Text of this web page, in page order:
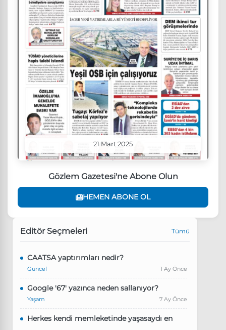
21 Mart 2025
Gözlem Gazetesi'ne Abone Olun
HEMEN ABONE OL
Editör Seçmeleri Tümü
CAATSA yaptırımları nedir?
Güncel 1 Ay Önce
Google '67' yazınca neden sallanıyor?
Yaşam 7 Ay Önce
Herkes kendi memleketinde yaşasaydı en